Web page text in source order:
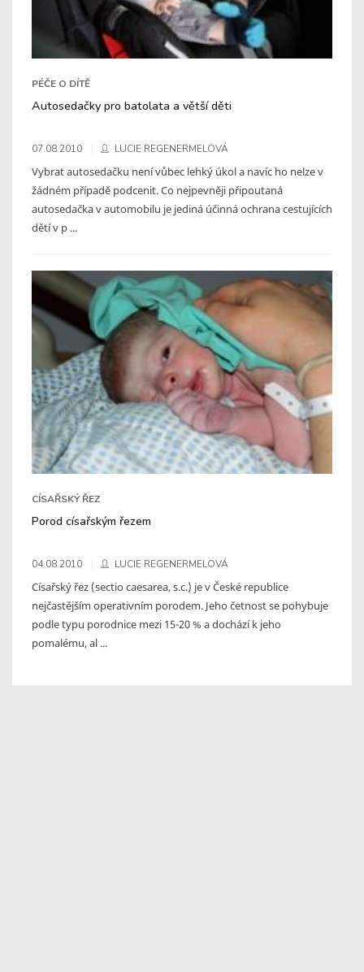
PÉČE O DÍTĚ
Autosedačky pro batolata a větší děti
07.08.2010 LUCIE REGENERMELOVÁ
Vybrat autosedačku není vůbec lehký úkol a navíc ho nelze v
žádném případě podcenit. Co nejpevněji připoutaná
autosedačka v automobilu je jediná účinná ochrana cestujících
dětí v p ...
CÍSAŘSKÝ ŘEZ
Porod císařským řezem
04.08.2010 LUCIE REGENERMELOVÁ
Císařský řez (sectio caesarea, s.c.) je v České republice
nejčastějším operativním porodem. Jeho četnost se pohybuje
podle typu porodnice mezi 15-20 % a dochází k jeho
pomalému, al ...